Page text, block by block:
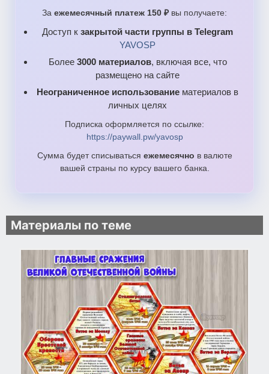
За ежемесячный платеж 150 ₽ вы получаете:
Доступ к закрытой части группы в Telegram
YAVOSP
Более 3000 материалов, включая все, что
размещено на сайте
Неограниченное использование материалов в
личных целях
Подписка оформляется по ссылке:
https://paywall.pw/yavosp
Сумма будет списываться ежемесячно в валюте
вашей страны по курсу вашего банка.
Материалы по теме